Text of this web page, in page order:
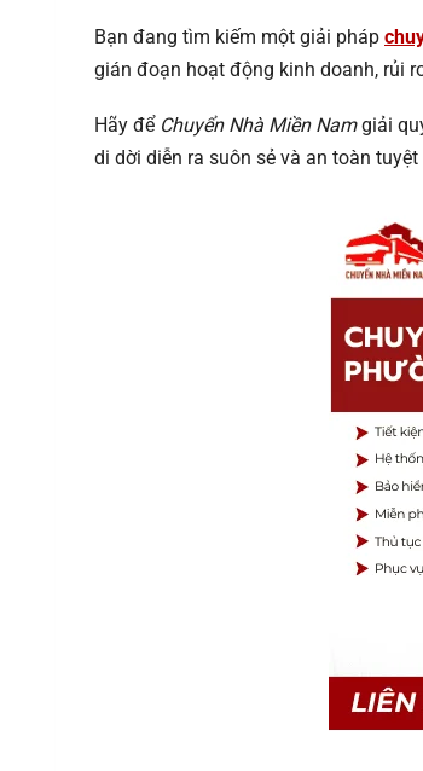
Bạn đang tìm kiếm một giải pháp
gián đoạn hoạt động kinh doanh, rủi
Hãy để Chuyển Nhà Miền Namgiải
di dời diễn ra suôn sẻ và an toàn tuyệt